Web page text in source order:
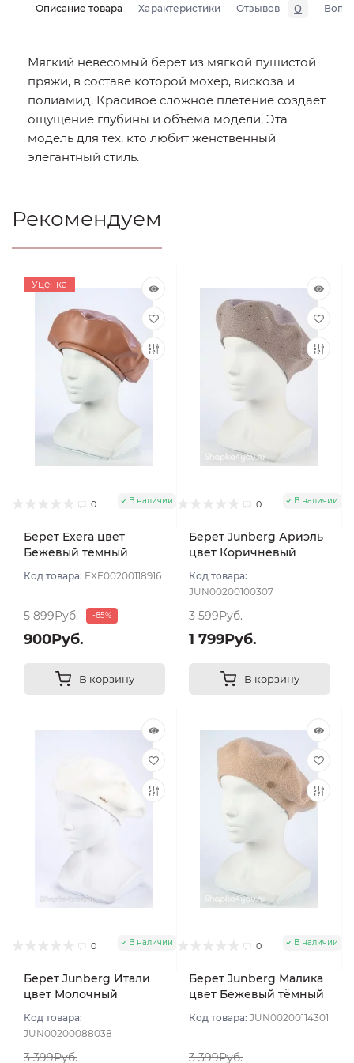
Описание товара Характеристики Отзывов 0
Мягкий невесомый берет из мягкой пушистой
пряжи, в составе которой мохер, вискоза и
полиамид. Красивое сложное плетение создает
ощущение глубины и объёма модели. Эта
модель для тех, кто любит женственный
элегантный стиль.
Рекомендуем
Уценка
0 В наличии
Берет Exera цвет
Бежевый тёмный
Код товара: EXE00200118916
5 899Руб. -85%
900Руб.
В корзину
0 В наличии
Берет Junberg Ариэль
цвет Коричневый
Код товара:
JUN00200100307
3 599Руб.
1 799Руб.
В корзину
0 В наличии
Берет Junberg Итали
цвет Молочный
Код товара:
JUN00200088038
3 399Руб.
0 В наличии
Берет Junberg Малика
цвет Бежевый тёмный
Код товара: JUN00200114301
3 399Руб.